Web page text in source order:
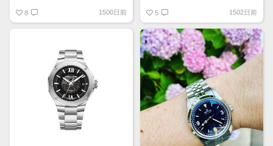
Accuracy（精密）とElectron（電
子）を組み合わせた「アキュトロ
ン」。1960年に発表された世界
音叉なので、キィーンという連続
音が聞こえてきて心地良いです✨
8 1500日前
都会の建築物からインスピレーシ
ョンを得た一本。スケルトンウォ
ッチが手頃な価格で登場です！ケ
ースサイズも39mmと抑えめにし
たのも魅力です。注目の新作にな
ること間違いなしです✨
5 1502日前